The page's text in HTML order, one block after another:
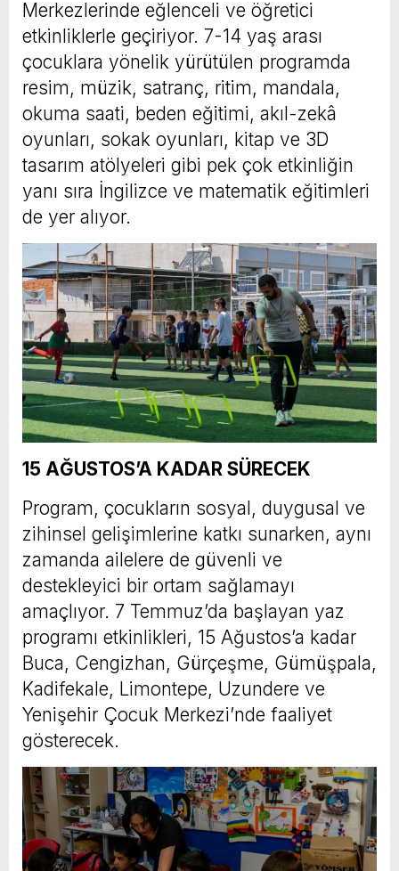
Merkezlerinde eğlenceli ve öğretici
etkinliklerle geçiriyor. 7-14 yaş arası
çocuklara yönelik yürütülen programda
resim, müzik, satranç, ritim, mandala,
okuma saati, beden eğitimi, akıl-zekâ
oyunları, sokak oyunları, kitap ve 3D
tasarım atölyeleri gibi pek çok etkinliğin
yanı sıra İngilizce ve matematik eğitimleri
de yer alıyor.
15 AĞUSTOS’A KADAR SÜRECEK
Program, çocukların sosyal, duygusal ve
zihinsel gelişimlerine katkı sunarken, aynı
zamanda ailelere de güvenli ve
destekleyici bir ortam sağlamayı
amaçlıyor. 7 Temmuz’da başlayan yaz
programı etkinlikleri, 15 Ağustos’a kadar
Buca, Cengizhan, Gürçeşme, Gümüşpala,
Kadifekale, Limontepe, Uzundere ve
Yenişehir Çocuk Merkezi’nde faaliyet
gösterecek.